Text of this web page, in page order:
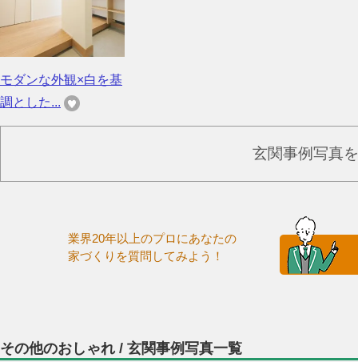
モダンな外観×白を基
調とした...
玄関事例写真
業界20年以上のプロにあなたの
家づくりを質問してみよう！
その他のおしゃれ / 玄関事例写真一覧